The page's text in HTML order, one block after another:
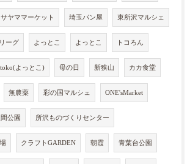
ヤママーケット 埼玉パン屋 東所沢マルシェ
ーグ よっとこ よっとこ トコろん
よっとこ) 母の日 新狭山 カカ食堂
無農薬 彩の国マルシェ ONE'sMarket
公園 所沢ものづくりセンター
クラフトGARDEN 朝霞 青葉台公園